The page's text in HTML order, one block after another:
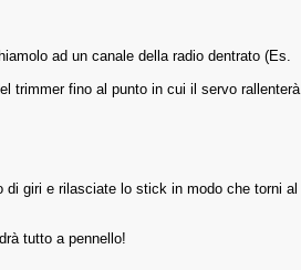
ad un canale della radio dentrato (Es.
trimmer fino al punto in cui il servo rallenterà
giri e rilasciate lo stick in modo che torni al
tutto a pennello!